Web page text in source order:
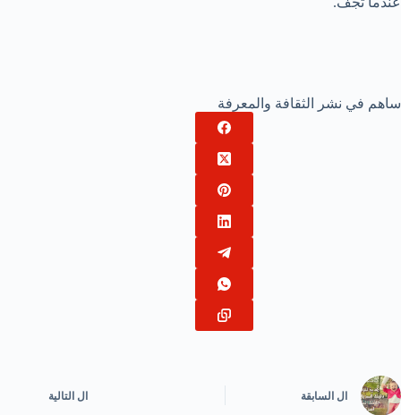
ساهم في نشر الثقافة والمعرفة
ال السابقة ال التالية